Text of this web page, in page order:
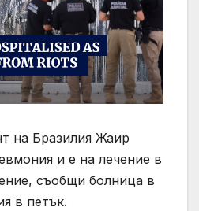
на Бразилия Жаир
и е на лечение в
съобщи болница в
в петък.